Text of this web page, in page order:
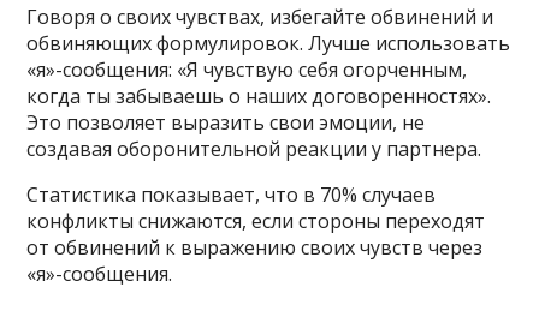
Говоря о своих чувствах, избегайте обвинений и
обвиняющих формулировок. Лучше использовать
«я»-сообщения: «Я чувствую себя огорченным,
когда ты забываешь о наших договоренностях».
Это позволяет выразить свои эмоции, не
создавая оборонительной реакции у партнера.
Статистика показывает, что в 70% случаев
конфликты снижаются, если стороны переходят
от обвинений к выражению своих чувств через
«я»-сообщения.